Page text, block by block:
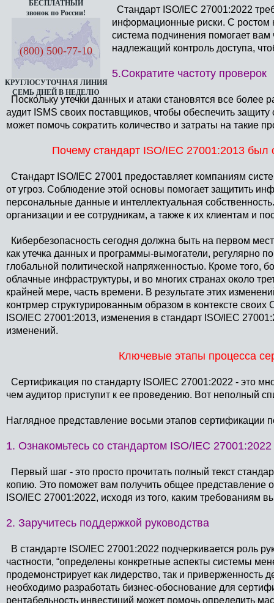
БЕСПЛАТНЫЙ
звонок по России!
(800) 500-77-10
КРУГЛОСУТОЧНАЯ ЛИНИЯ
СЕМЬ ДНЕЙ В НЕДЕЛЮ
Стандарт ISO/IEC 27001:2022
информационные риски. С ростом
система подчинения помогает
надлежащий контроль доступа,
5.Сократите частоту проверок
Поскольку утечки данных и атаки становятся все
аудит ISMS своих поставщиков, чтобы обеспечить
может помочь сократить количество и затраты на такие
Почему стандарт ISO/IEC 27001:2013
Стандарт ISO/IEC 27001 предоставляет компаниям
от угроз. Соблюдение этой основы помогает защитить
персональные данные и интеллектуальная
организации и ее сотрудникам, а также к их клиентам и
Кибербезопасность сегодня должна быть на первом
как утечка данных и программы-вымогатели, регулярно
глобальной политической напряженностью. Кроме того,
облачные инфраструктуры, и во многих странах около
крайней мере, часть времени. В результате этих
контрмер структурированным образом в контексте
ISO/IEC 27001:2013, изменения в стандарт ISO/IEC
изменений.
Ключевые этапы процесса
Сертификация по стандарту ISO/IEC 27001:2022 - это
чем аудитор приступит к ее проведению. Вот неполный
Наглядное представление восьми этапов сертификации
1. Ознакомьтесь со стандартом ISO/IEC 27001:2022
Первый шаг - это просто прочитать полный текст
копию. Это поможет вам получить общее представление
ISO/IEC 27001:2022, исходя из того, каким требованиям
2. Заручитесь поддержкой руководства
В стандарте ISO/IEC 27001:2022 подчеркивается роль
частности, “определены конкретные аспекты системы
продемонстрирует как лидерство, так и приверженность
необходимо разработать бизнес-обоснование для
рентабельность инвестиций может помочь определить